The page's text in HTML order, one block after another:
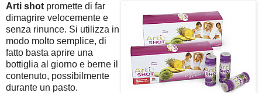
Arti shot promette di far
dimagrire velocemente e
senza rinunce. Si utilizza in
modo molto semplice, di
fatto basta aprire una
bottiglia al giorno e berne il
contenuto, possibilmente
durante un pasto.